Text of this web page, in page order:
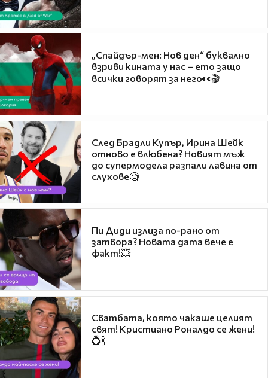
„Спайдър-мен: Нов ден“ буквално
взриви кината у нас – ето защо
всички говорят за него👀🎬
След Брадли Купър, Ирина Шейк
отново е влюбена? Новият мъж
до супермодела разпали лавина от
слухове🧐
Пи Диди излиза по-рано от
затвора? Новата дата вече е
факт!💥
Сватбата, която чакаше целият
свят! Кристиано Роналдо се жени!
💍🍾